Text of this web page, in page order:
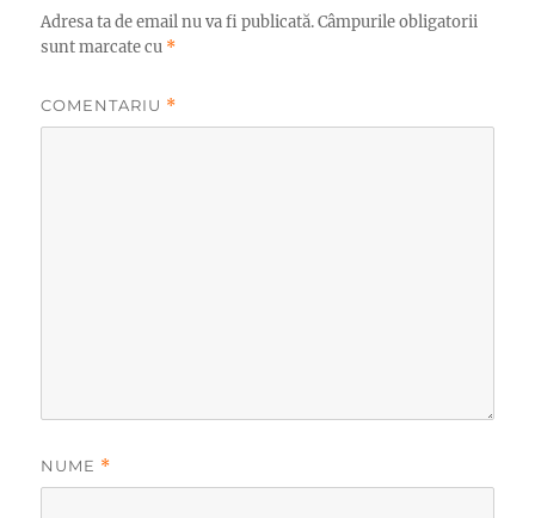
Adresa ta de email nu va fi publicată. Câmpurile obligatorii
sunt marcate cu *
COMENTARIU *
NUME *